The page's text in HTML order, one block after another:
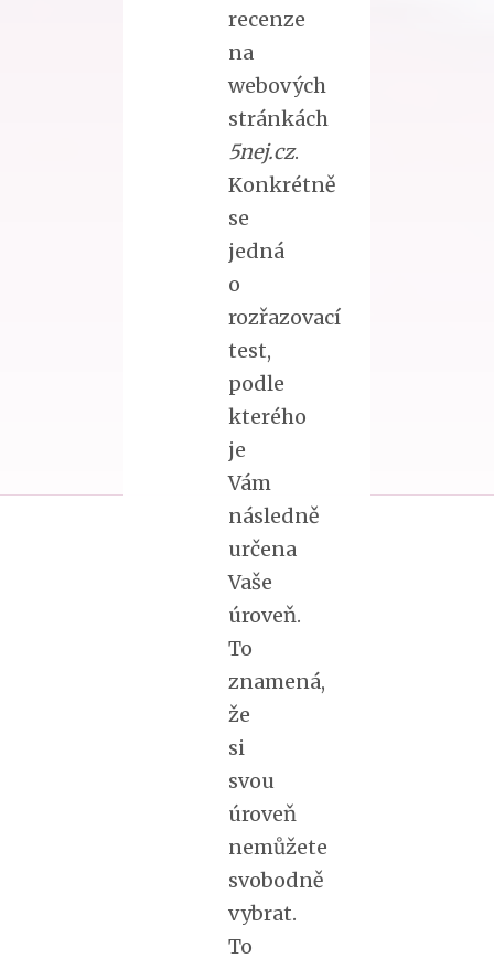
recenze
na
webových
stránkách
5nej.cz.
Konkrétně
se
jedná
o
rozřazovací
test,
podle
kterého
je
Vám
následně
určena
Vaše
úroveň.
To
znamená,
že
si
svou
úroveň
nemůžete
svobodně
vybrat.
To